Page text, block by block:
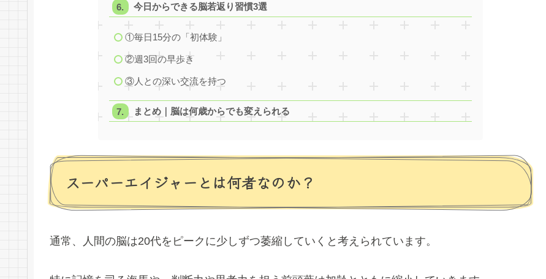
今日からできる脳若返り習慣3選
①毎日15分の「初体験」
②週3回の早歩き
③人との深い交流を持つ
まとめ｜脳は何歳からでも変えられる
スーパーエイジャーとは何者なのか？
通常、人間の脳は20代をピークに少しずつ萎縮していくと考えられています。